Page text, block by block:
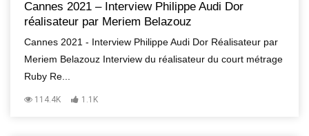
Cannes 2021 – Interview Philippe Audi Dor
réalisateur par Meriem Belazouz
Cannes 2021 - Interview Philippe Audi Dor Réalisateur par
Meriem Belazouz Interview du réalisateur du court métrage
Ruby Re...
114.4K 1.1K